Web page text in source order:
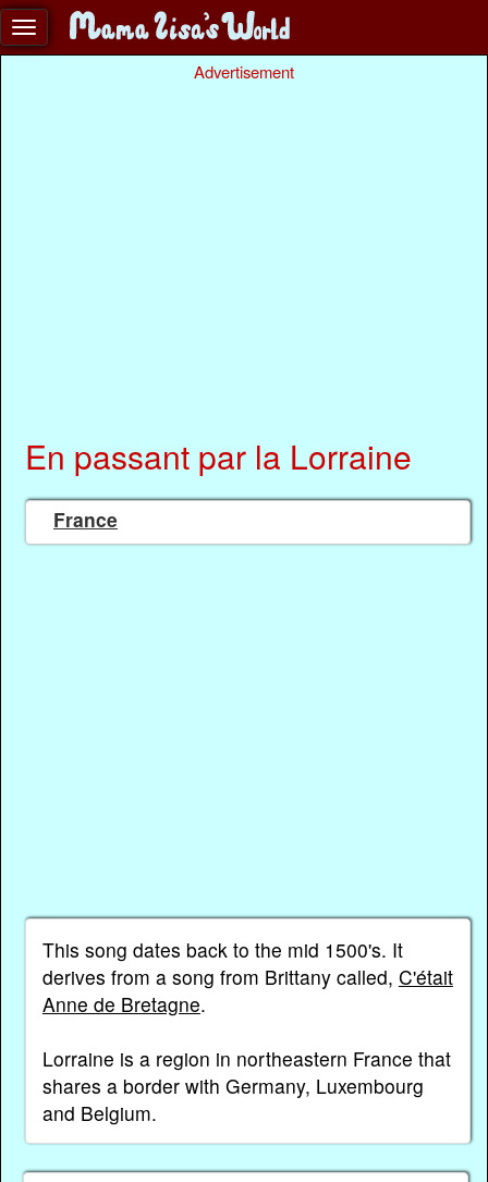
Advertisement
En passant par la Lorraine
France
This song dates back to the mid 1500's. It
derives from a song from Brittany called, C'était
Anne de Bretagne.
Lorraine is a region in northeastern France that
shares a border with Germany, Luxembourg
and Belgium.